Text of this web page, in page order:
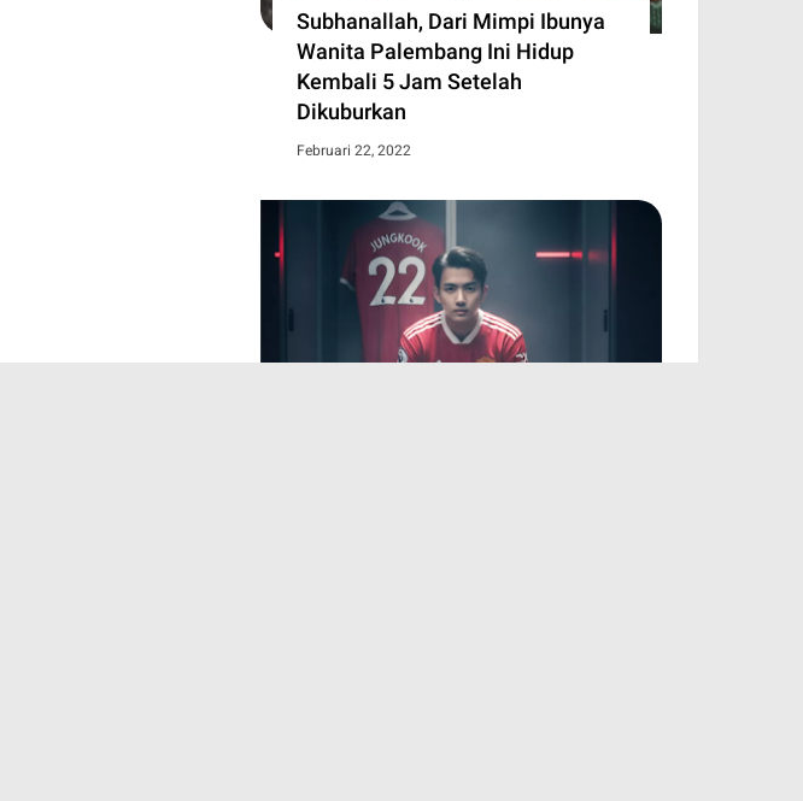
Subhanallah, Dari Mimpi Ibunya
Wanita Palembang Ini Hidup
Kembali 5 Jam Setelah
Dikuburkan
Februari 22, 2022